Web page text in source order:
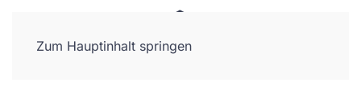
Zum Hauptinhalt springen